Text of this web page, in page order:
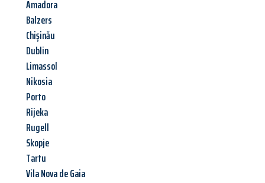
Amadora
Balzers
Chișinău
Dublin
Limassol
Nikosia
Porto
Rijeka
Rugell
Skopje
Tartu
Vila Nova de Gaia